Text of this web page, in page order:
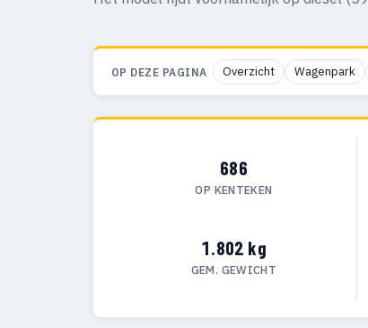
OP DEZE PAGINA Overzicht Wagenpark
686
OP KENTEKEN
1.802 kg
GEM. GEWICHT